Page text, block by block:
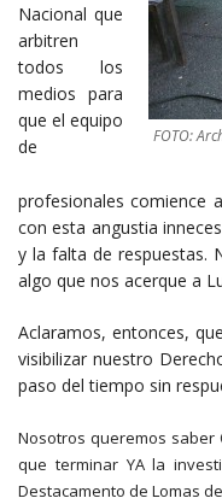
FOTO:
Nacional que
arbitren
todos los
medios para
que el equipo
de
profesionales comience
con esta angustia
y la falta de respuestas.
algo que nos acerque a
Aclaramos, entonces,
visibilizar nuestro
paso del tiempo sin
Nosotros queremos saber
que terminar YA la
Destacamento de Lomas